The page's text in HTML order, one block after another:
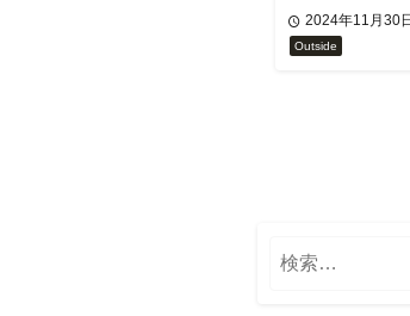
2024年11月30
Outside